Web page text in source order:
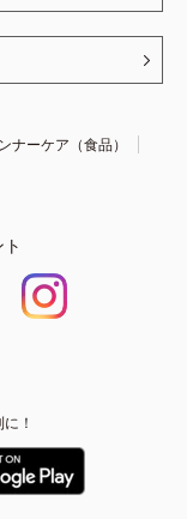
ナーケア（食品）
！